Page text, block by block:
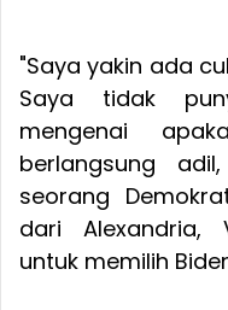
"Saya yakin ada
Saya tidak
mengenai
berlangsung
seorang
dari Alexandria,
untuk memilih